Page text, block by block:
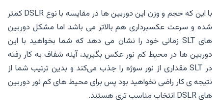
با این که حجم و وزن این دوربین ها در مقایسه با نوع DSLR کمتر
شده و سرعت عکسبرداری هم بالاتر می باشد اما مشکل دوربین
های SLT زمانی خود را نشان می دهد که شما بخواهید با این
دوربین ها در محیط کم نور عکس بگیرید، آینه شفاف به کار رفته
در SLT مقداری از نور سوژه را جذب می‌کند و بدین ترتیب شما از
نتیجه ی کار راضی نخواهید بود پس برای محیط های کم نور دوربین
های DSLR انتخاب مناسب تری هستند.